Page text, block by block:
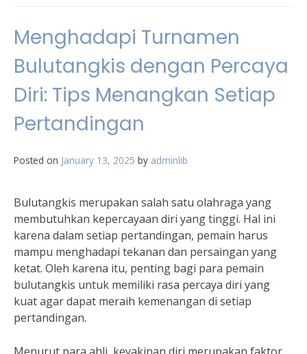
Menghadapi Turnamen
Bulutangkis dengan Percaya
Diri: Tips Menangkan Setiap
Pertandingan
Posted on January 13, 2025 by adminlib
Bulutangkis merupakan salah satu olahraga yang
membutuhkan kepercayaan diri yang tinggi. Hal ini
karena dalam setiap pertandingan, pemain harus
mampu menghadapi tekanan dan persaingan yang
ketat. Oleh karena itu, penting bagi para pemain
bulutangkis untuk memiliki rasa percaya diri yang
kuat agar dapat meraih kemenangan di setiap
pertandingan.